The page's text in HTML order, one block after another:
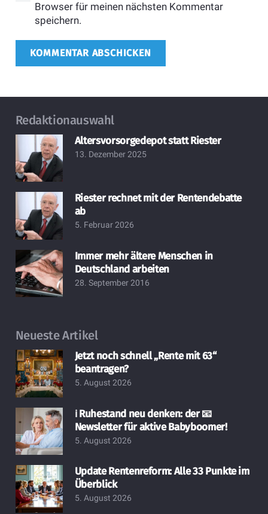
Browser für meinen nächsten Kommentar
speichern.
KOMMENTAR ABSCHICKEN
Redaktionauswahl
Altersvorsorgedepot statt Riester
13. Dezember 2025
Riester rechnet mit der Rentendebatte
ab
5. Februar 2026
Immer mehr ältere Menschen in
Deutschland arbeiten
28. September 2016
Neueste Artikel
Jetzt noch schnell „Rente mit 63“
beantragen?
5. August 2026
ℹ️ Ruhestand neu denken: der 📧
Newsletter für aktive Babyboomer!
5. August 2026
Update Rentenreform: Alle 33 Punkte im
Überblick
5. August 2026